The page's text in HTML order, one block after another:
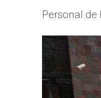
Personal